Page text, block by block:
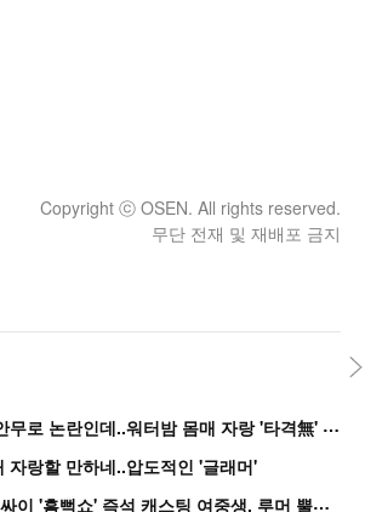
Copyright ⓒ OSEN. All rights reserved.
무단 전재 및 재배포 금지
비
비, 성행위 연상 안무로 논란인데..워터밤 몸매 자랑 '타격無' 근황
자랑할 만하네..압도적인 '글래머'
“
연습생 아닙니다” 싸이 '흠뻑쇼' 즉석 캐스팅 여중생, 루머 뿔났다[Oh!쎈 이...